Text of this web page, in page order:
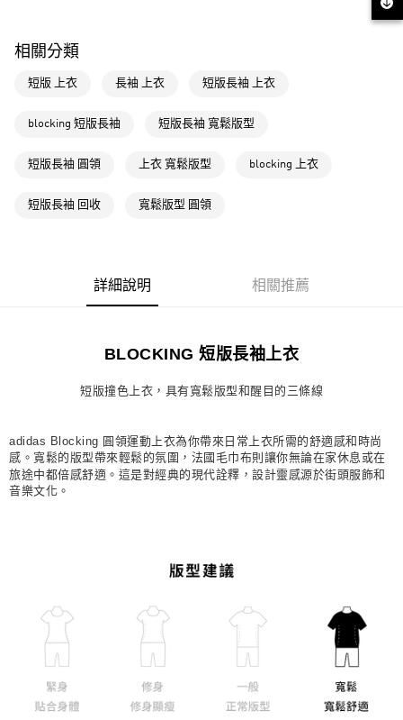
每筆NT$80，滿NT$1,500(含以上)免運費
付款後全家取貨
每筆NT$80，滿NT$1,500(含以上)免運費
付款後萊爾富取貨
每筆NT$80，滿NT$1,500(含以上)免運費
每筆NT$80，滿NT$1,500(含以上)免運費
每筆NT$80，滿NT$1,500(含以上)免運費
相關分類
短版 上衣 長袖 上衣 短版長袖 上衣
blocking 短版長袖 短版長袖 寬鬆版型
短版長袖 圓領 上衣 寬鬆版型 blocking 上衣
短版長袖 回收 寬鬆版型 圓領
詳細說明 相關推薦
BLOCKING 短版長袖上衣
短版撞色上衣，具有寬鬆版型和醒目的三條線
adidas Blocking 圓領運動上衣為你帶來日常上衣所需的舒適感和時尚
感。寬鬆的版型帶來輕鬆的氛圍，法國毛巾布則讓你無論在家休息或在
旅途中都倍感舒適。這是對經典的現代詮釋，設計靈感源於街頭服飾和
音樂文化。